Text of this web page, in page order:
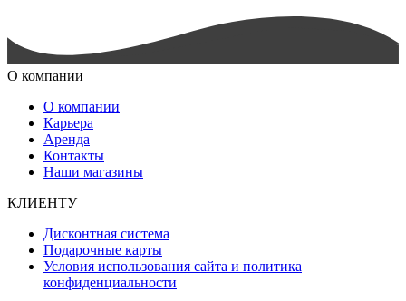
О компании
О компании
Карьера
Аренда
Контакты
Наши магазины
КЛИЕНТУ
Дисконтная система
Подарочные карты
Условия использования сайта и политика
конфиденциальности